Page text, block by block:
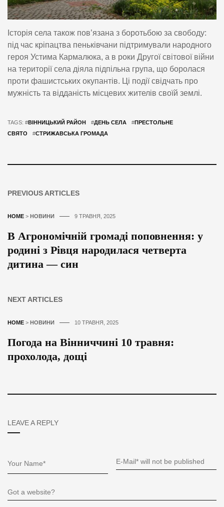
Історія села також пов’язана з боротьбою за свободу:
під час кріпацтва пеньківчани підтримували народного
героя Устима Кармалюка, а в роки Другої світової війни
на території села діяла підпільна група, що боролася
проти фашистських окупантів. Ці події свідчать про
мужність та відданість місцевих жителів своїй землі.
TAGS: #ВІННИЦЬКИЙ РАЙОН #ДЕНЬ СЕЛА #ПРЕСТОЛЬНЕ
СВЯТО
#СТРИЖАВСЬКА ГРОМАДА
PREVIOUS ARTICLES
HOME > НОВИНИ 9 ТРАВНЯ, 2025
В Агрономічній громаді поповнення: у
родині з Рівця народилася четверта
дитина — син
NEXT ARTICLES
HOME > НОВИНИ 10 ТРАВНЯ, 2025
Погода на Вінниччині 10 травня:
прохолода, дощі
LEAVE A REPLY